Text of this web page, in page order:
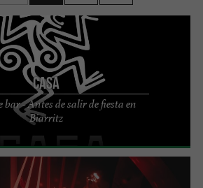
Casa
bar - Antes de salir de fiesta en
Biarritz